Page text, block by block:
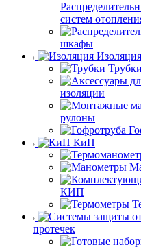
систем
шкафы
Изоляция
Трубки
изоляции
рулоны
КиП
КИП
протечек